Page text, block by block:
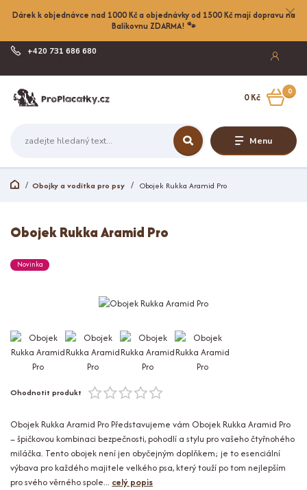
Dárek k objednávce nad 1000 Kč a objednávky od 1500 Kč mají dopravu na
Balíkovnu ZDARMA! 🐾
Menu
+420 731 686 680
0
0 Kč
Obojky a vodítka pro psy Obojek Rukka Aramid Pro
Obojek Rukka Aramid Pro
Novinka
Ohodnotit produkt
Obojek Rukka Aramid Pro Představujeme vám Obojek Rukka Aramid Pro
– špičkovou kombinaci bezpečnosti, pohodlí a stylu pro vašeho čtyřnohého
miláčka. Tento obojek není jen obyčejným doplňkem; je to esenciální
výbava pro každého majitele velkého psa, který touží po tom nejlepším
pro svého věrného spole... celý popis